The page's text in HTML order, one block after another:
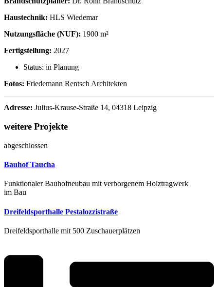
Haustechnik: HLS Wiedemar
Nutzungsfläche (NUF): 1900 m²
Fertigstellung: 2027
Status: in Planung
Fotos: Friedemann Rentsch Architekten
Adresse: Julius-Krause-Straße 14, 04318 Leipzig
weitere Projekte
abgeschlossen
Bauhof Taucha
Funktionaler Bauhofneubau mit verborgenem Holztragwerk
im Bau
Dreifeldsporthalle Pestalozzistraße
Dreifeldsporthalle mit 500 Zuschauerplätzen